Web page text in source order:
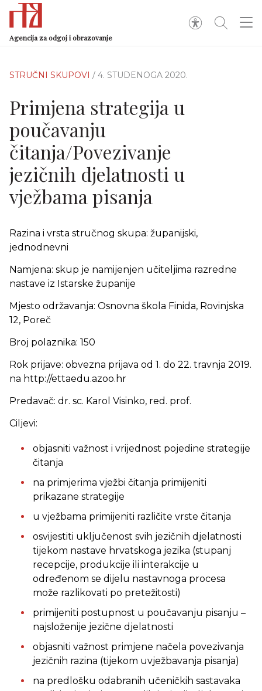
Agencija za odgoj i obrazovanje
STRUČNI SKUPOVI / 4. STUDENOGA 2020.
Primjena strategija u
poučavanju
čitanja/Povezivanje
jezičnih djelatnosti u
vježbama pisanja
Razina i vrsta stručnog skupa: županijski,
jednodnevni
Namjena: skup je namijenjen učiteljima razredne
nastave iz Istarske županije
Mjesto održavanja: Osnovna škola Finida, Rovinjska
12, Poreč
Broj polaznika: 150
Rok prijave: obvezna prijava od 1. do 22. travnja 2019.
na http://ettaedu.azoo.hr
Predavač: dr. sc. Karol Visinko, red. prof.
Ciljevi:
objasniti važnost i vrijednost pojedine strategije
čitanja
na primjerima vježbi čitanja primijeniti
prikazane strategije
u vježbama primijeniti različite vrste čitanja
osvijestiti uključenost svih jezičnih djelatnosti
tijekom nastave hrvatskoga jezika (stupanj
recepcije, produkcije ili interakcije u
određenom se dijelu nastavnoga procesa
može razlikovati po pretežitosti)
primijeniti postupnost u poučavanju pisanju –
najsloženije jezične djelatnosti
objasniti važnost primjene načela povezivanja
jezičnih razina (tijekom uvježbavanja pisanja)
na predlošku odabranih učeničkih sastavaka